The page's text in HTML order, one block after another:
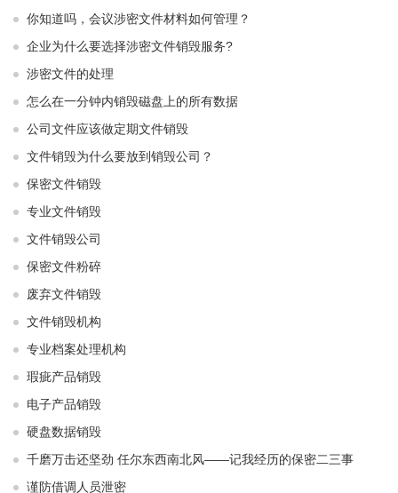
你知道吗，会议涉密文件材料如何管理？
企业为什么要选择涉密文件销毁服务?
涉密文件的处理
怎么在一分钟内销毁磁盘上的所有数据
公司文件应该做定期文件销毁
文件销毁为什么要放到销毁公司？
保密文件销毁
专业文件销毁
文件销毁公司
保密文件粉碎
废弃文件销毁
文件销毁机构
专业档案处理机构
瑕疵产品销毁
电子产品销毁
硬盘数据销毁
千磨万击还坚劲 任尔东西南北风——记我经历的保密二三事
谨防借调人员泄密